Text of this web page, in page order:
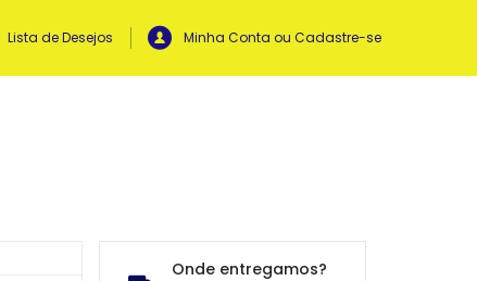
Lista de Desejos Minha Conta ou Cadastre-se
Onde entregamos?